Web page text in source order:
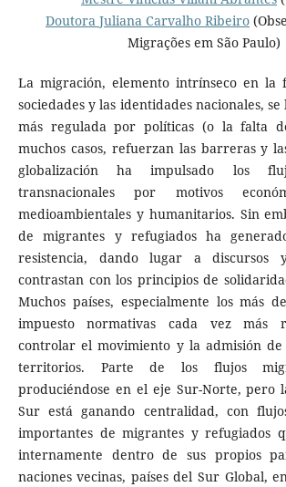
Doutora Juliana Carvalho Ribeiro
Migrações em São Paulo)
La migración, elemento intrínseco en la
sociedades y las identidades nacionales,
más regulada por políticas (o la falta
muchos casos, refuerzan las barreras y
globalización ha impulsado los
transnacionales por motivos
medioambientales y humanitarios. Sin
de migrantes y refugiados ha
resistencia, dando lugar a discursos
contrastan con los principios de
Muchos países, especialmente los más
impuesto normativas cada vez más
controlar el movimiento y la admisión de
territorios. Parte de los flujos
produciéndose en el eje Sur-Norte, pero
Sur está ganando centralidad, con
importantes de migrantes y refugiados
internamente dentro de sus propios
naciones vecinas, países del Sur Global,